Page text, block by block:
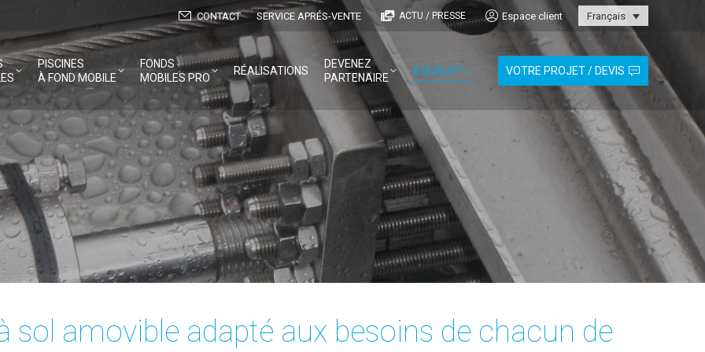
CONTACT SERVICE APRÉS-VENTE ACTU / PRESSE Espace client Français
PISCINES
À FOND MOBILE
FONDS
MOBILES PRO
RÉALISATIONS
DEVENEZ
PARTENAIRE
AQUALIFT VOTRE PROJET / DEVIS
sol amovible adapté aux besoins de chacun de